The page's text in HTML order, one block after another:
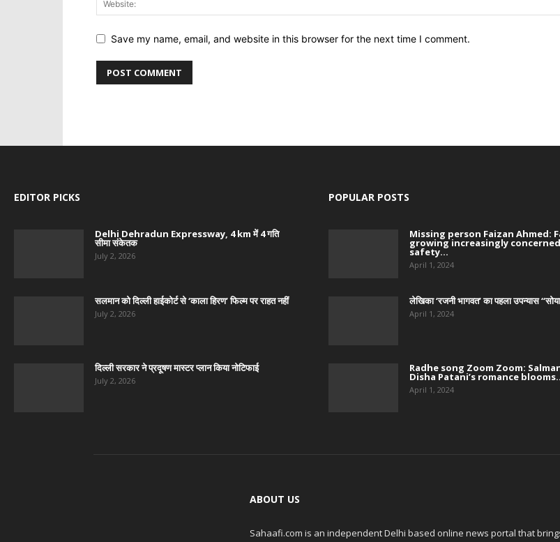
Save my name, email, and website in this browser for the next time I comment.
EDITOR PICKS
Delhi Dehradun Expressway, 4 km में 4 गति
सीमा संकेतक
July 2, 2026
सलमान को दिल्ली हाईकोर्ट से ‘काला हिरण’ फिल्म पर राहत नहीं
July 2, 2026
दिल्ली सरकार ने प्रदूषण मास्टर प्लान किया नोटिफाई
July 2, 2026
POPULAR POSTS
Missing person Faizan Ahmed:
growing increasingly
safety...
April 1, 2024
लेखिका ‘रजनी भागवत’ का पहला उपन्यास
April 1, 2024
Radhe song Zoom Zoom:
Disha Patani’s romance
April 1, 2024
ABOUT US
Sahaafi.com is an independent Delhi based online news portal that